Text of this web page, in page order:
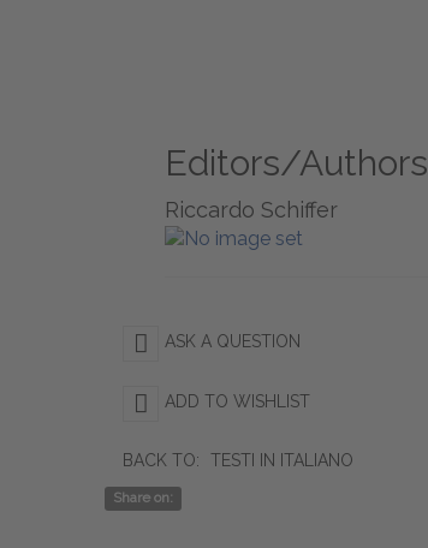
Editors/Authors
Riccardo Schiffer
ASK A QUESTION
ADD TO WISHLIST
BACK TO: TESTI IN ITALIANO
Share on: